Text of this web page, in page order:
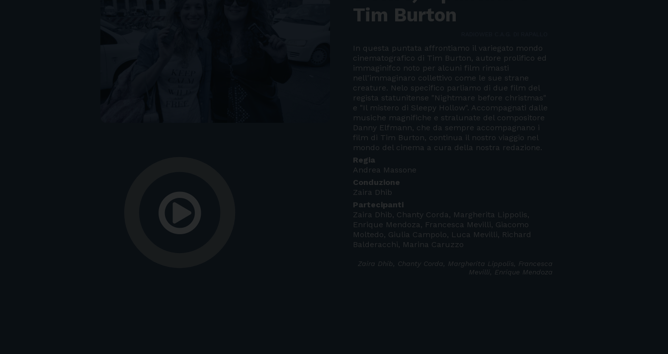
Tim Burton
In questa puntata affrontiamo il variegato mondo
cinematografico di Tim Burton, autore prolifico ed
immaginifco noto per alcuni film rimasti
nell'immaginaro collettivo come le sue strane
creature. Nelo specifico parliamo di due film del
regista statunitense "Nightmare before christmas"
e "Il mistero di Sleepy Hollow". Accompagnati dalle
musiche magnifiche e stralunate del compositore
Danny Elfmann, che da sempre accompagnano i
film di Tim Burton, continua il nostro viaggio nel
mondo del cinema a cura della nostra redazione.
Regia
Andrea Massone
Conduzione
Zaira Dhib
Partecipanti
Zaira Dhib, Chanty Corda, Margherita Lippolis,
Enrique Mendoza, Francesca Mevilli, Giacomo
Moltedo, Giulia Campolo, Luca Mevilli, Richard
Balderacchi, Marina Caruzzo
Zaira Dhib, Chanty Corda, Margherita Lippolis, Francesca
Mevilli, Enrique Mendoza